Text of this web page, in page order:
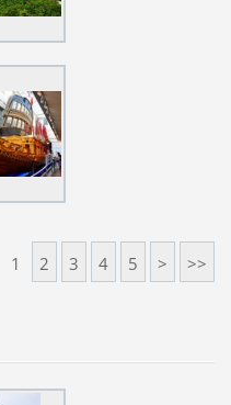
1 2 3 4 5 > >>